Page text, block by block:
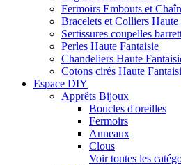
Fermoirs Embouts et
Bracelets et Colliers Haute
Sertissures coupelles
Perles Haute Fantaisie
Chandeliers Haute
Cotons cirés Haute
Espace DIY
Apprêts Bijoux
Boucles d'oreilles
Fermoirs
Anneaux
Clous
Voir toutes les